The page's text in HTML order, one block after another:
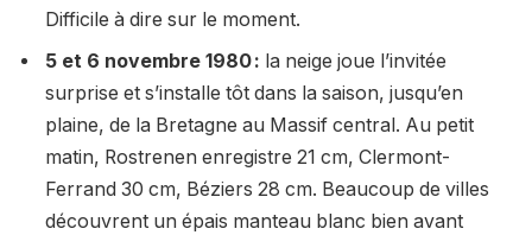
Difficile à dire sur le moment.
5 et 6 novembre 1980 : la neige joue l’invitée
surprise et s’installe tôt dans la saison, jusqu’en
plaine, de la Bretagne au Massif central. Au petit
matin, Rostrenen enregistre 21 cm, Clermont-
Ferrand 30 cm, Béziers 28 cm. Beaucoup de villes
découvrent un épais manteau blanc bien avant